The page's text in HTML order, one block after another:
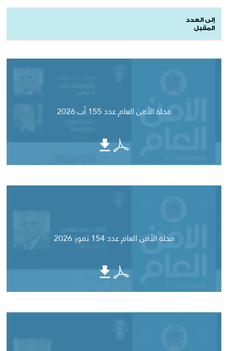
إلى العدد
المقبل
مجلة الأمن العام عدد 155 آب 2026
مجلة الأمن العام عدد 154 تموز 2026